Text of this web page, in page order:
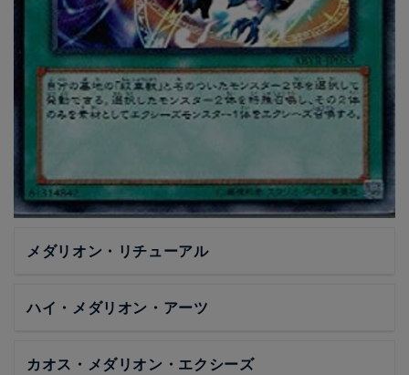
メダリオン・リチューアル
ハイ・メダリオン・アーツ
カオス・メダリオン・エクシーズ